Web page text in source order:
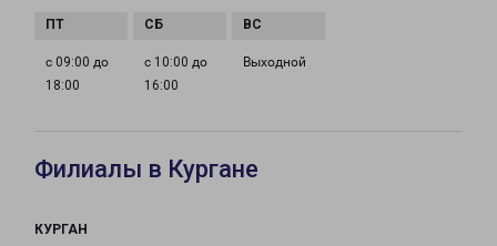
с 09:00 до
18:00
с 10:00 до
16:00
Выходной
Филиалы в Кургане
КУРГАН